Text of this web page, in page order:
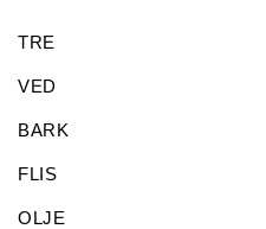
TRE
VED
BARK
FLIS
OLJE